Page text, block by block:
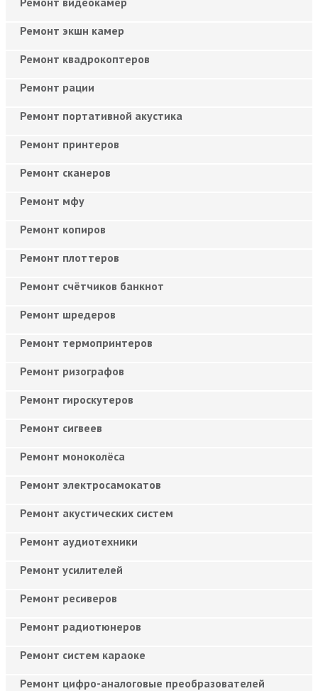
Ремонт экшн камер
Ремонт квадрокоптеров
Ремонт рации
Ремонт портативной акустика
Ремонт принтеров
Ремонт сканеров
Ремонт мфу
Ремонт копиров
Ремонт плоттеров
Ремонт счётчиков банкнот
Ремонт шредеров
Ремонт термопринтеров
Ремонт ризографов
Ремонт гироскутеров
Ремонт сигвеев
Ремонт моноколёса
Ремонт электросамокатов
Ремонт акустических систем
Ремонт аудиотехники
Ремонт усилителей
Ремонт ресиверов
Ремонт радиотюнеров
Ремонт систем караоке
Ремонт цифро-аналоговые преобразователей